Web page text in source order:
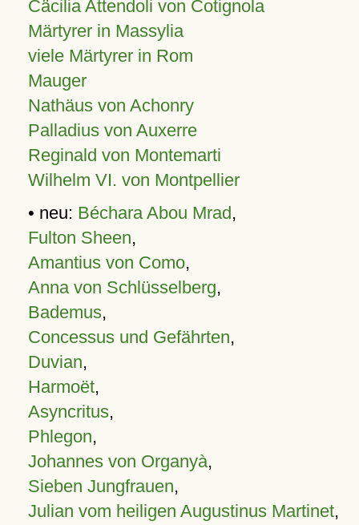
Cäcilia Attendoli von Cotignola
Märtyrer in Massylia
viele Märtyrer in Rom
Mauger
Nathäus von Achonry
Palladius von Auxerre
Reginald von Montemarti
Wilhelm VI. von Montpellier
• neu: Béchara Abou Mrad,
Fulton Sheen,
Amantius von Como,
Anna von Schlüsselberg,
Bademus,
Concessus und Gefährten,
Duvian,
Harmoët,
Asyncritus,
Phlegon,
Johannes von Organyà,
Sieben Jungfrauen,
Julian vom heiligen Augustinus Martinet,